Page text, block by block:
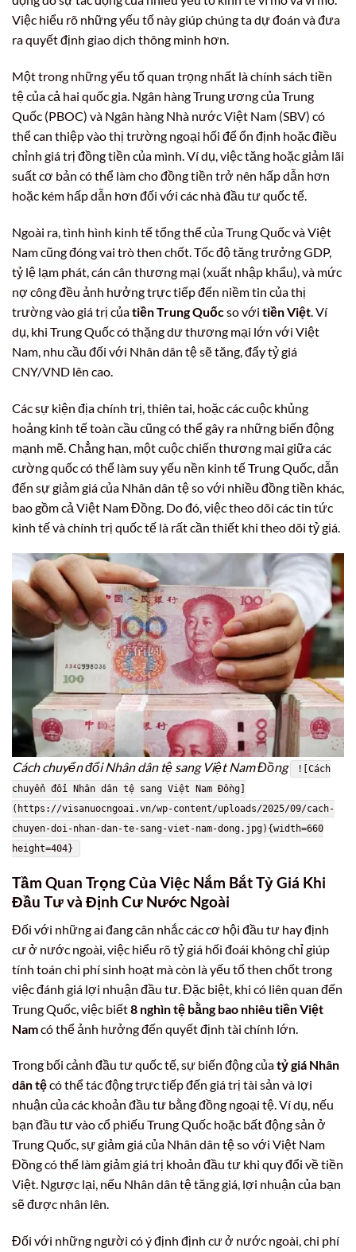
Việc hiểu rõ những yếu tố này giúp chúng ta dự đoán và đưa
ra quyết định giao dịch thông minh hơn.
Một trong những yếu tố quan trọng nhất là chính sách tiền
tệ của cả hai quốc gia. Ngân hàng Trung ương của Trung
Quốc (PBOC) và Ngân hàng Nhà nước Việt Nam (SBV) có
thể can thiệp vào thị trường ngoại hối để ổn định hoặc điều
chỉnh giá trị đồng tiền của mình. Ví dụ, việc tăng hoặc giảm lãi
suất cơ bản có thể làm cho đồng tiền trở nên hấp dẫn hơn
hoặc kém hấp dẫn hơn đối với các nhà đầu tư quốc tế.
Ngoài ra, tình hình kinh tế tổng thể của Trung Quốc và Việt
Nam cũng đóng vai trò then chốt. Tốc độ tăng trưởng GDP,
tỷ lệ lạm phát, cán cân thương mại (xuất nhập khẩu), và mức
nợ công đều ảnh hưởng trực tiếp đến niềm tin của thị
trường vào giá trị củatiền Trung Quốcso với tiền Việt . Ví
dụ, khi Trung Quốc có thặng dư thương mại lớn với Việt
Nam, nhu cầu đối với Nhân dân tệ sẽ tăng, đẩy tỷ giá
CNY/VND lên cao.
Các sự kiện địa chính trị, thiên tai, hoặc các cuộc khủng
hoảng kinh tế toàn cầu cũng có thể gây ra những biến động
mạnh mẽ. Chẳng hạn, một cuộc chiến thương mại giữa các
cường quốc có thể làm suy yếu nền kinh tế Trung Quốc, dẫn
đến sự giảm giá của Nhân dân tệ so với nhiều đồng tiền khác,
bao gồm cả Việt Nam Đồng. Do đó, việc theo dõi các tin tức
kinh tế và chính trị quốc tế là rất cần thiết khi theo dõi tỷ giá.
Cách chuyển đổi Nhân dân tệ sang Việt Nam Đồng
![Cách
chuyển đổi Nhân dân tệ sang Việt Nam Đồng]
(https://visanuocngoai.vn/wp-content/uploads/2025/09/cach-
chuyen-doi-nhan-dan-te-sang-viet-nam-dong.jpg){width=660
height=404}
Tầm Quan Trọng Của Việc Nắm Bắt Tỷ Giá Khi
Đầu Tư và Định Cư Nước Ngoài
Đối với những ai đang cân nhắc các cơ hội đầu tư hay định
cư ở nước ngoài, việc hiểu rõ tỷ giá hối đoái không chỉ giúp
tính toán chi phí sinh hoạt mà còn là yếu tố then chốt trong
việc đánh giá lợi nhuận đầu tư. Đặc biệt, khi có liên quan đến
Trung Quốc, việc biết8 nghìn tệ bằng bao nhiêu tiền Việt
Namcó thể ảnh hưởng đến quyết định tài chính lớn.
Trong bối cảnh đầu tư quốc tế, sự biến động củatỷ giá Nhân
dân tệcó thể tác động trực tiếp đến giá trị tài sản và lợi
nhuận của các khoản đầu tư bằng đồng ngoại tệ. Ví dụ, nếu
bạn đầu tư vào cổ phiếu Trung Quốc hoặc bất động sản ở
Trung Quốc, sự giảm giá của Nhân dân tệ so với Việt Nam
Đồng có thể làm giảm giá trị khoản đầu tư khi quy đổi về tiền
Việt. Ngược lại, nếu Nhân dân tệ tăng giá, lợi nhuận của bạn
sẽ được nhân lên.
Đối với những người có ý định định cư ở nước ngoài, chi phí